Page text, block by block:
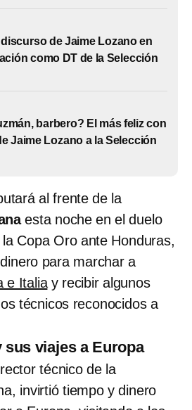
de Jaime Lozano en
como DT de la Selección
barbero? El más feliz con
Jaime Lozano a la Selección
al frente de la
esta noche en el duelo
Copa Oro ante Honduras,
para marchar a
e Italiay recibir algunos
técnicos reconocidos a
sus viajes a Europa
técnico de la
invirtió tiempo y dinero